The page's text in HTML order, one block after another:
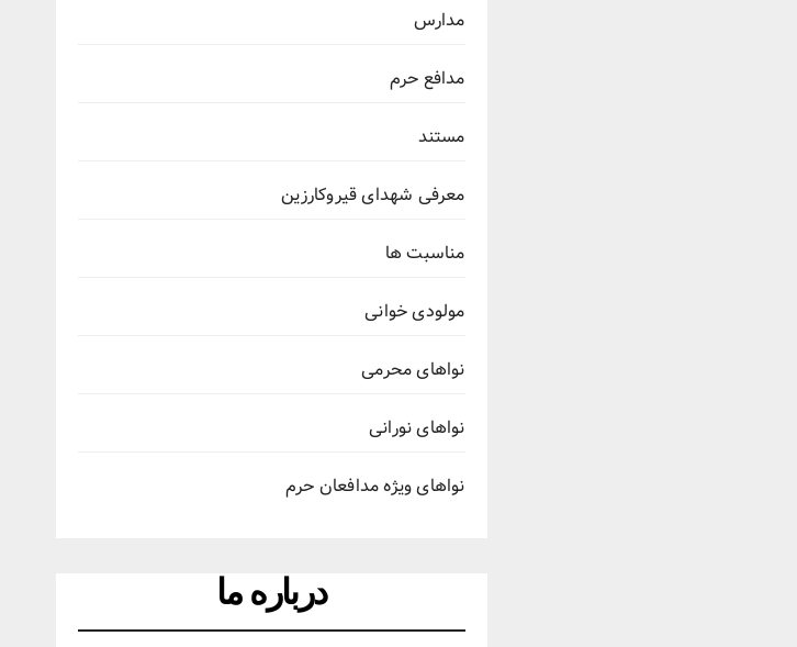
مدارس
مدافع حرم
مستند
معرفی شهدای قیروکارزین
مناسبت ها
مولودی خوانی
نواهای محرمی
نواهای نورانی
نواهای ویژه مدافعان حرم
درباره ما